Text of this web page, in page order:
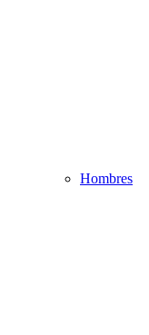
Hombres